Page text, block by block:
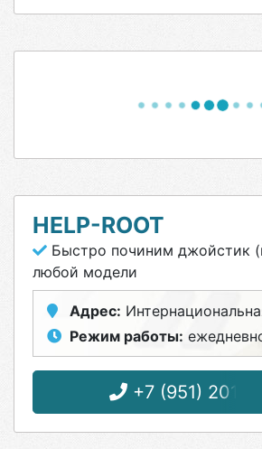
HELP-ROOT
Быстро починим джойстик
любой модели
Адрес:
Режим работы:
+7 (951) 201-